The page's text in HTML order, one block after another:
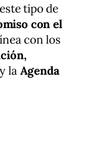
tipo de
con el
con los
la Agenda